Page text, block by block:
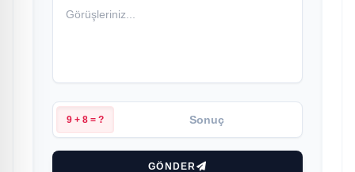
9 + 8 = ?
GÖNDER